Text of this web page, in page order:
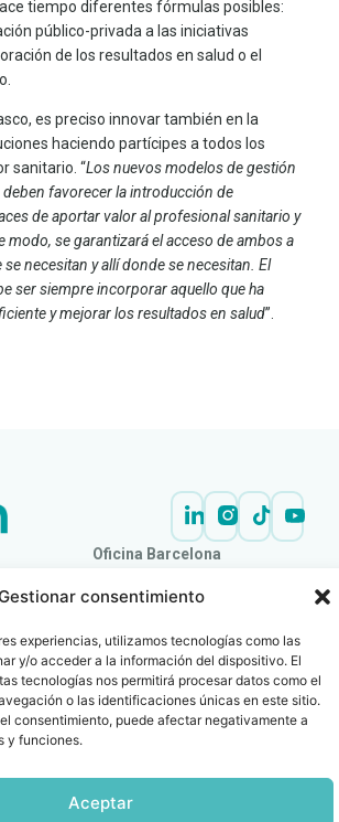
consentimiento
experiencias, utilizamos tecnologías como las
y/o acceder a la información del dispositivo. El
tecnologías nos permitirá procesar datos como el
o las identificaciones únicas en este sitio.
consentimiento, puede afectar negativamente a
y funciones.
Aceptar
tiempo diferentes fórmulas posibles:
público-privada a las iniciativas
de los resultados en salud o el
es preciso innovar también en la
haciendo partícipes a todos los
sanitario. “Los nuevos modelos de gestión
favorecer la introducción de
de aportar valor al profesional sanitario y
modo, se garantizará el acceso de ambos a
necesitan y allí donde se necesitan. El
ser siempre incorporar aquello que ha
y mejorar los resultados en salud”.
Oficina Barcelona
1º, 3ª 08006
|
Política
de
privacidad
|Cookies
|Aviso
legal
SIIF(Canal
denuncias)
|Políticas